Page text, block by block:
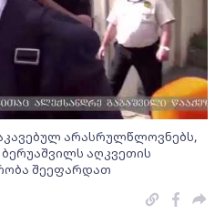
არასრულწლოვნებს,
ბერუაშვილს აღკვეთის
შეეფარდათ